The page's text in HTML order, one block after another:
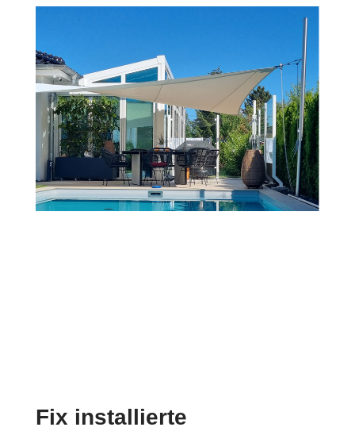
Fix installierte